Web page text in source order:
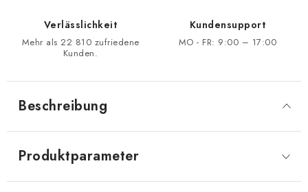
Verlässlichkeit
Mehr als 22 810 zufriedene
Kunden.
Kundensupport
MO - FR: 9:00 – 17:00
Beschreibung
Produktparameter